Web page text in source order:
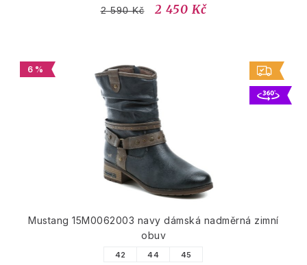
2 590 Kč 2 450 Kč
6 %
Mustang 15M0062003 navy dámská nadměrná zimní
obuv
42 44 45